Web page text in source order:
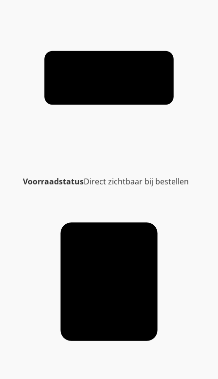
VoorraadstatusDirect zichtbaar bij bestellen